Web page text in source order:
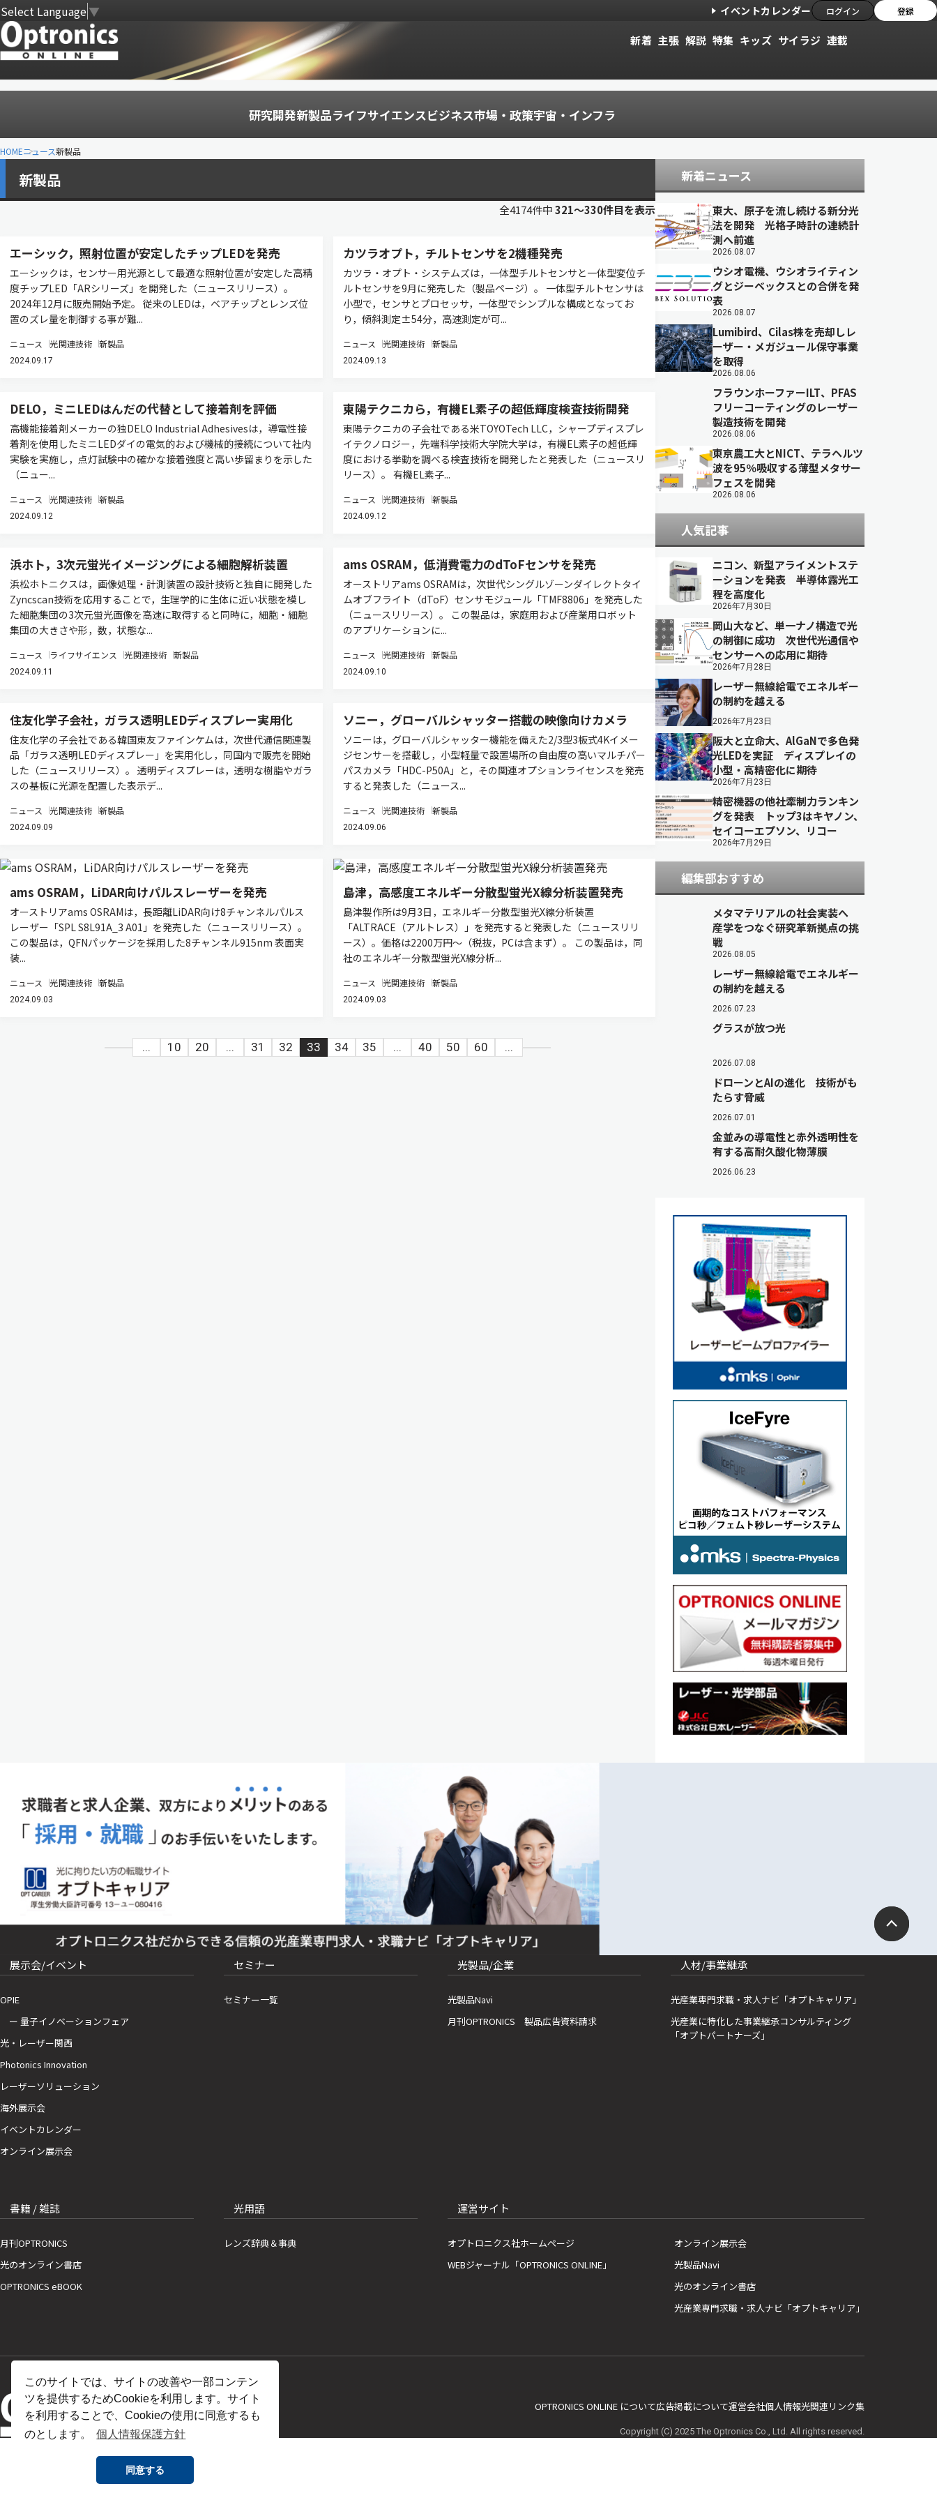
このサイトでは、サイトの改善や一部コンテン
ツを提供するためCookieを利用します。サイト
を利用することで、Cookieの使用に同意するも
のとします。
個人情報保護方針
同意する
Select Language▼ イベントカレンダー ログイン 登録
新着 主張 解説 特集 キッズ サイラジ 連載
研究開発新製品ライフサイエンスビジネス市場・政策宇宙・インフラ
HOMEニュース新製品
新製品
全4174件中321〜330件目を表示
エーシック，照射位置が安定したチップLEDを発売
エーシックは，センサー用光源として最適な照射位置が安定した高精
度チップLED「ARシリーズ」を開発した（ニュースリリース）。
2024年12月に販売開始予定。 従来のLEDは，ベアチップとレンズ位
置のズレ量を制御する事が難...
ニュース 光関連技術 新製品
2024.09.17
カツラオプト，チルトセンサを2機種発売
カツラ・オプト・システムズは，一体型チルトセンサと一体型変位チ
ルトセンサを9月に発売した（製品ページ）。 一体型チルトセンサは
小型で，センサとプロセッサ，一体型でシンプルな構成となってお
り，傾斜測定±54分，高速測定が可...
ニュース 光関連技術 新製品
2024.09.13
DELO，ミニLEDはんだの代替として接着剤を評価
高機能接着剤メーカーの独DELO Industrial Adhesivesは，導電性接
着剤を使用したミニLEDダイの電気的および機械的接続について社内
実験を実施し，点灯試験中の確かな接着強度と高い歩留まりを示した
（ニュー...
ニュース 光関連技術 新製品
2024.09.12
東陽テクニカら，有機EL素子の超低輝度検査技術開発
東陽テクニカの子会社である米TOYOTech LLC，シャープディスプレ
イテクノロジー，先端科学技術大学院大学は，有機EL素子の超低輝
度における挙動を調べる検査技術を開発したと発表した（ニュースリ
リース）。 有機EL素子...
ニュース 光関連技術 新製品
2024.09.12
浜ホト，3次元蛍光イメージングによる細胞解析装置
浜松ホトニクスは，画像処理・計測装置の設計技術と独自に開発した
Zyncscan技術を応用することで，生理学的に生体に近い状態を模し
た細胞集団の3次元蛍光画像を高速に取得すると同時に，細胞・細胞
集団の大きさや形，数，状態な...
ニュース ライフサイエンス 光関連技術 新製品
2024.09.11
ams OSRAM，低消費電力のdToFセンサを発売
オーストリアams OSRAMは，次世代シングルゾーンダイレクトタイ
ムオブフライト（dToF）センサモジュール「TMF8806」を発売した
（ニュースリリース）。 この製品は，家庭用および産業用ロボット
のアプリケーションに...
ニュース 光関連技術 新製品
2024.09.10
住友化学子会社，ガラス透明LEDディスプレー実用化
住友化学の子会社である韓国東友ファインケムは，次世代通信関連製
品「ガラス透明LEDディスプレー」を実用化し，同国内で販売を開始
した（ニュースリリース）。 透明ディスプレーは，透明な樹脂やガラ
スの基板に光源を配置した表示デ...
ニュース 光関連技術 新製品
2024.09.09
ソニー，グローバルシャッター搭載の映像向けカメラ
ソニーは，グローバルシャッター機能を備えた2/3型3板式4Kイメー
ジセンサーを搭載し，小型軽量で設置場所の自由度の高いマルチパー
パスカメラ「HDC-P50A」と，その関連オプションライセンスを発売
すると発表した（ニュース...
ニュース 光関連技術 新製品
2024.09.06
ams OSRAM，LiDAR向けパルスレーザーを発売
オーストリアams OSRAMは，長距離LiDAR向け8チャンネルパルス
レーザー「SPL S8L91A_3 A01」を発売した（ニュースリリース）。
この製品は，QFNパッケージを採用した8チャンネル915nm 表面実
装...
ニュース 光関連技術 新製品
2024.09.03
島津，高感度エネルギー分散型蛍光X線分析装置発売
島津製作所は9月3日，エネルギー分散型蛍光X線分析装置
「ALTRACE（アルトレス）」を発売すると発表した（ニュースリリ
ース）。価格は2200万円～（税抜，PCは含まず）。 この製品は，同
社のエネルギー分散型蛍光X線分析...
ニュース 光関連技術 新製品
2024.09.03
... 10 20 ... 31 32 33 34 35 ... 40 50 60 ...
新着ニュース
東大、原子を流し続ける新分光
法を開発 光格子時計の連続計
測へ前進
2026.08.07
ウシオ電機、ウシオライティン
グとジーベックスとの合併を発
表
2026.08.07
Lumibird、Cilas株を売却しレ
ーザー・メガジュール保守事業
を取得
2026.08.06
フラウンホーファーILT、PFAS
フリーコーティングのレーザー
製造技術を開発
2026.08.06
東京農工大とNICT、テラヘルツ
波を95％吸収する薄型メタサー
フェスを開発
2026.08.06
人気記事
ニコン、新型アライメントステ
ーションを発表 半導体露光工
程を高度化
2026年7月30日
岡山大など、単一ナノ構造で光
の制御に成功 次世代光通信や
センサーへの応用に期待
2026年7月28日
レーザー無線給電でエネルギー
の制約を越える
2026年7月23日
阪大と立命大、AlGaNで多色発
光LEDを実証 ディスプレイの
小型・高精密化に期待
2026年7月23日
精密機器の他社牽制力ランキン
グを発表 トップ3はキヤノン、
セイコーエプソン、リコー
2026年7月29日
編集部おすすめ
メタマテリアルの社会実装へ
産学をつなぐ研究革新拠点の挑
戦
2026.08.05
レーザー無線給電でエネルギー
の制約を越える
2026.07.23
グラスが放つ光
2026.07.08
ドローンとAIの進化 技術がも
たらす脅威
2026.07.01
金並みの導電性と赤外透明性を
有する高耐久酸化物薄膜
2026.06.23
展示会/イベント
OPIE
ー 量子イノベーションフェア
光・レーザー関西
Photonics Innovation
レーザーソリューション
海外展示会
イベントカレンダー
オンライン展示会
セミナー
セミナー一覧
光製品/企業
光製品Navi
月刊OPTRONICS 製品広告資料請求
人材/事業継承
光産業専門求職・求人ナビ「オプトキャリア」
光産業に特化した事業継承コンサルティング
「オプトパートナーズ」
書籍 / 雑誌
月刊OPTRONICS
光のオンライン書店
OPTRONICS eBOOK
光用語
レンズ辞典＆事典
運営サイト
オプトロニクス社ホームページ
WEBジャーナル「OPTRONICS ONLINE」
オンライン展示会
光製品Navi
光のオンライン書店
光産業専門求職・求人ナビ「オプトキャリア」
OPTRONICS ONLINE について広告掲載について運営会社個人情報光関連リンク集
Copyright (C) 2025 The Optronics Co., Ltd. All rights reserved.